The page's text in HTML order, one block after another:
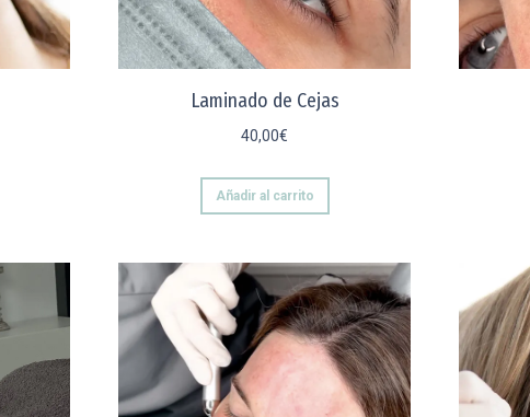
Laminado de Cejas
40,00€
Añadir al carrito